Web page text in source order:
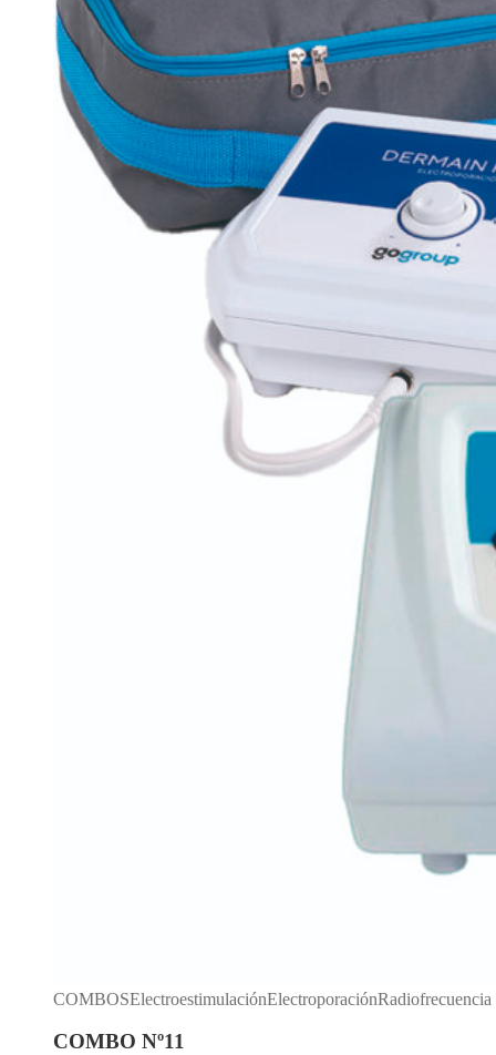
COMBOSElectroestimulaciónElectroporaciónRadiofrecuencia
COMBO Nº11